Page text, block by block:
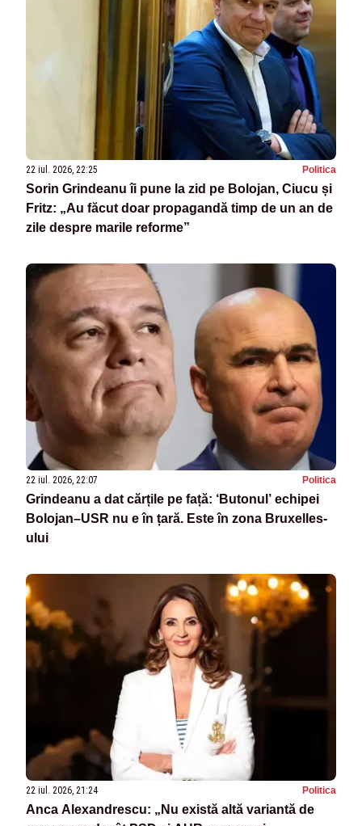
22 iul. 2026, 22:25 Politica
Sorin Grindeanu îi pune la zid pe Bolojan, Ciucu și
Fritz: „Au făcut doar propagandă timp de un an de
zile despre marile reforme”
22 iul. 2026, 22:07 Politica
Grindeanu a dat cărțile pe față: ‘Butonul’ echipei
Bolojan–USR nu e în țară. Este în zona Bruxelles-
ului
22 iul. 2026, 21:24 Politica
Anca Alexandrescu: „Nu există altă variantă de